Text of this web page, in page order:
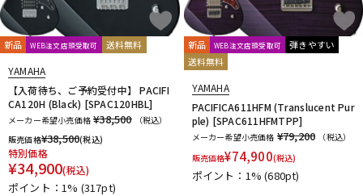
新品 WEB注文店頭受取可 送料無料
YAMAHA
【入荷待ち、ご予約受付中】 PACIFI
CA120H (Black) [SPAC120HBL]
メーカー希望小売価格 ¥38,500
（税込）
販売価格¥38,500(税込)
特別価格
¥34,900(税込)
ポイント：1% (317pt)
新品 WEB注文店頭受取可
弾きやすい
送料無料
YAMAHA
PACIFICA611HFM (Translucent Pur
ple) [SPAC611HFMTPP]
メーカー希望小売価格 ¥79,200
（税込）
販売価格¥74,900(税込)
ポイント：1%(680pt)